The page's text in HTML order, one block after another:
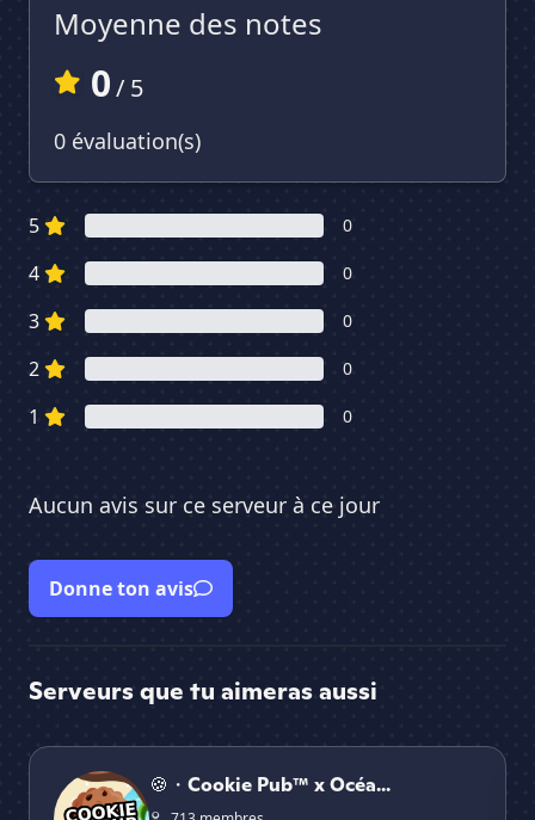
Moyenne des notes
0/ 5
0 évaluation(s)
5 0
4 0
3 0
2 0
1 0
Aucun avis sur ce serveur à ce jour
Donne ton avis
Serveurs que tu aimeras aussi
🍪・Cookie Pub™ x Océa Pub™
🍪・Cookie Pub™ x Océa...